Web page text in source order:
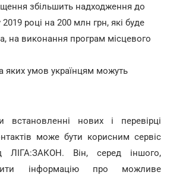
збільшить надходження до
році на 200 млн грн, які буде
на виконання програм місцевого
яких умов українцям можуть
нових і перевірці
може бути корисним сервіс
ЛІГА:ЗАКОН. Він, серед іншого,
інформацію про можливе